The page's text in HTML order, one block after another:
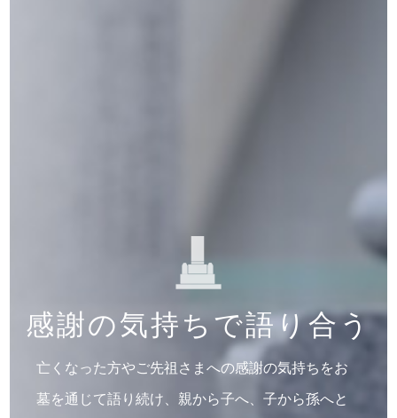
感謝の気持ちで語り合う
亡くなった方やご先祖さまへの感謝の気持ちをお
墓を通じて語り続け、親から子へ、子から孫へと